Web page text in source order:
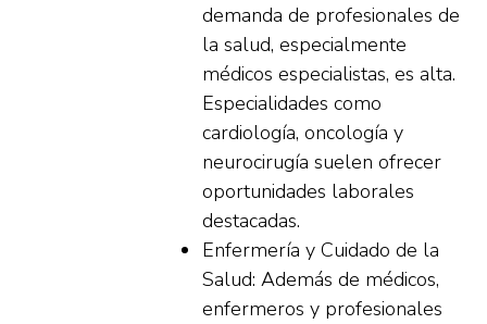
demanda de profesionales de
la salud, especialmente
médicos especialistas, es alta.
Especialidades como
cardiología, oncología y
neurocirugía suelen ofrecer
oportunidades laborales
destacadas.
Enfermería y Cuidado de la
Salud: Además de médicos,
enfermeros y profesionales